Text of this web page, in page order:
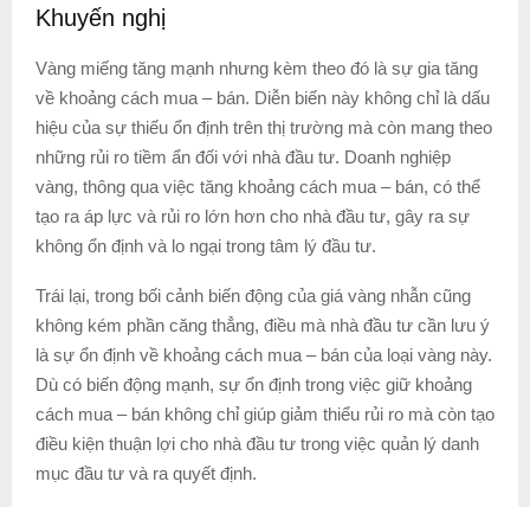
Khuyến nghị
Vàng miếng tăng mạnh nhưng kèm theo đó là sự gia tăng
về khoảng cách mua – bán. Diễn biến này không chỉ là dấu
hiệu của sự thiếu ổn định trên thị trường mà còn mang theo
những rủi ro tiềm ẩn đối với nhà đầu tư. Doanh nghiệp
vàng, thông qua việc tăng khoảng cách mua – bán, có thể
tạo ra áp lực và rủi ro lớn hơn cho nhà đầu tư, gây ra sự
không ổn định và lo ngại trong tâm lý đầu tư.
Trái lại, trong bối cảnh biến động của giá vàng nhẫn cũng
không kém phần căng thẳng, điều mà nhà đầu tư cần lưu ý
là sự ổn định về khoảng cách mua – bán của loại vàng này.
Dù có biến động mạnh, sự ổn định trong việc giữ khoảng
cách mua – bán không chỉ giúp giảm thiểu rủi ro mà còn tạo
điều kiện thuận lợi cho nhà đầu tư trong việc quản lý danh
mục đầu tư và ra quyết định.